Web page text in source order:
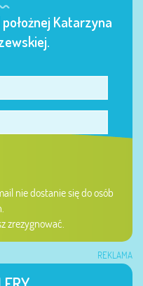
Katarzyna
nie dostanie się do osób
zrezygnować.
REKLAMA